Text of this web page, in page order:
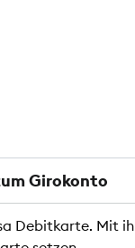
Girokonto
Debitkarte. Mit